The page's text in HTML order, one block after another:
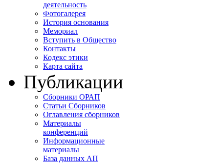
деятельность
Фотогалерея
История основания
Мемориал
Вступить в Общество
Контакты
Кодекс этики
Карта сайта
Публикации
Сборники ОРАП
Статьи Сборников
Оглавления сборников
Материалы
конференций
Информационные
материалы
База данных АП